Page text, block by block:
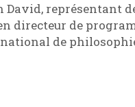
David, représentant
directeur de
de